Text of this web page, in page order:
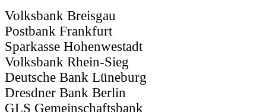
Volksbank Breisgau
Postbank Frankfurt
Sparkasse Hohenwestadt
Volksbank Rhein-Sieg
Deutsche Bank Lüneburg
Dresdner Bank Berlin
GLS Gemeinschaftsbank